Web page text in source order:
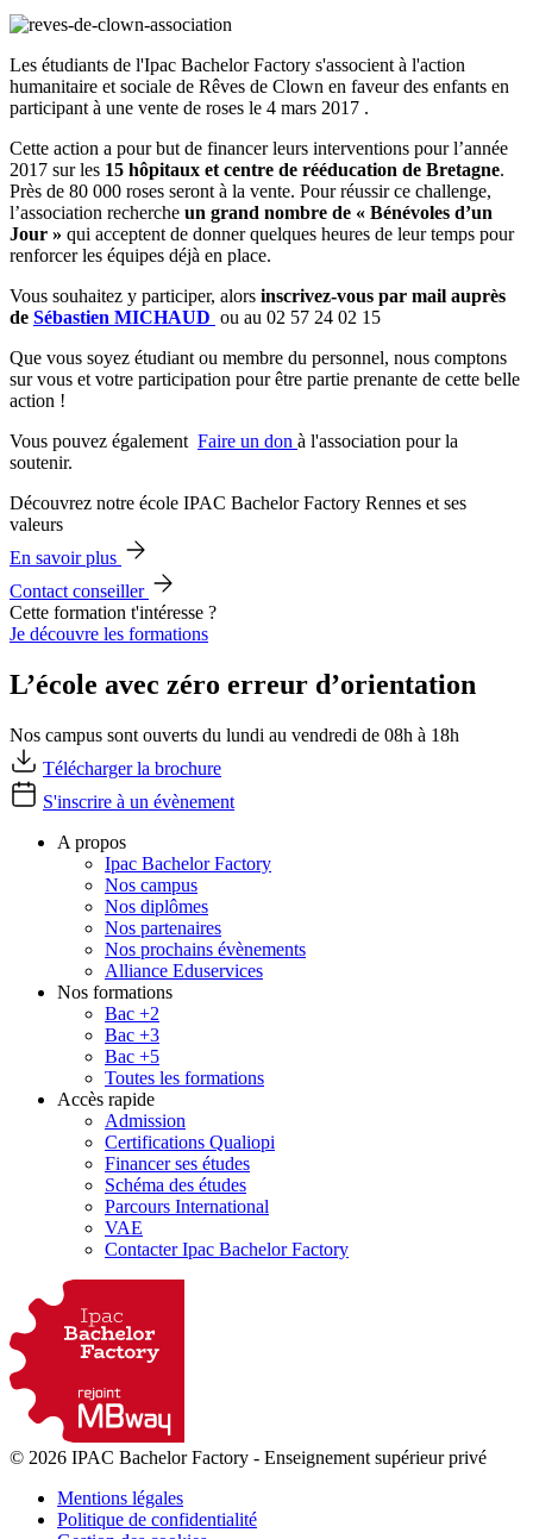
Les étudiants de l'Ipac Bachelor Factory s'associent à l'action
humanitaire et sociale de Rêves de Clown en faveur des enfants en
participant à une vente de roses le 4 mars 2017 .
Cette action a pour but de financer leurs interventions pour l’année
2017 sur les 15 hôpitaux et centre de rééducation de Bretagne.
Près de 80 000 roses seront à la vente. Pour réussir ce challenge,
l’association recherche un grand nombre de « Bénévoles d’un
Jour » qui acceptent de donner quelques heures de leur temps pour
renforcer les équipes déjà en place.
Vous souhaitez y participer, alors inscrivez-vous par mail auprès
de Sébastien MICHAUD ou au 02 57 24 02 15
Que vous soyez étudiant ou membre du personnel, nous comptons
sur vous et votre participation pour être partie prenante de cette belle
action !
Vous pouvez également Faire un don à l'association pour la
soutenir.
Découvrez notre école IPAC Bachelor Factory Rennes et ses
valeurs
En savoir plus
Contact conseiller
Cette formation t'intéresse ?
Je découvre les formations
L’école avec zéro erreur d’orientation
Nos campus sont ouverts du lundi au vendredi de 08h à 18h
Télécharger la brochure
S'inscrire à un évènement
A propos
Ipac Bachelor Factory
Nos campus
Nos diplômes
Nos partenaires
Nos prochains évènements
Alliance Eduservices
Nos formations
Bac +2
Bac +3
Bac +5
Toutes les formations
Accès rapide
Admission
Certifications Qualiopi
Financer ses études
Schéma des études
Parcours International
VAE
Contacter Ipac Bachelor Factory
© 2026 IPAC Bachelor Factory - Enseignement supérieur privé
Mentions légales
Politique de confidentialité